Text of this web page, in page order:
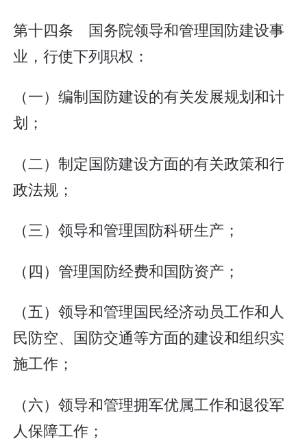
第十四条 国务院领导和管理国防建设事
业，行使下列职权：
（一）编制国防建设的有关发展规划和计
划；
（二）制定国防建设方面的有关政策和行
政法规；
（三）领导和管理国防科研生产；
（四）管理国防经费和国防资产；
（五）领导和管理国民经济动员工作和人
民防空、国防交通等方面的建设和组织实
施工作；
（六）领导和管理拥军优属工作和退役军
人保障工作；